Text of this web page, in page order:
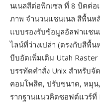
นเนลสีต่อพิกเซล ที่ 8 บิตต่อ
ภาพ จำนวนแชนเนล สีพื้นห
แบบรองรับข้อมูลอัลฟาแชน
ไลน์ที่ว่างเปล่า (ตรงกับสีพื้น
บีบอัดเพิ่มเติม Utah
บรรทัดคำสั่ง Unix สำหรับจั
คอมโพสิต, ปรับขนาด, หมุ
รากฐานแนวคิดซอฟต์แวร์ที่